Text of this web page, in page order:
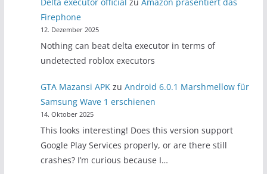
Firephone
12. Dezember 2025
Nothing can beat delta executor in terms of
undetected roblox executors
GTA Mazansi APK zuAndroid 6.0.1 Marshmellow für
Samsung Wave 1 erschienen
14. Oktober 2025
This looks interesting! Does this version support
Google Play Services properly, or are there still
crashes? I’m curious because I…